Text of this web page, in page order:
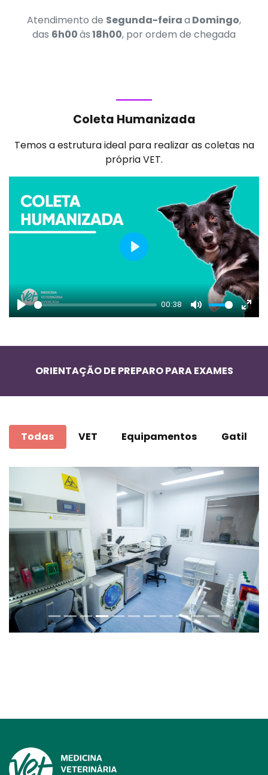
Atendimento de Segunda-feiraa Domingo,
das 6h00às18h00, por ordem de chegada
Coleta Humanizada
Temos a estrutura ideal para realizar as coletas na
própria VET.
Play
00:38
Mute
Play
ORIENTAÇÃO DE PREPARO PARA EXAMES
Todas VET Equipamentos Gatil